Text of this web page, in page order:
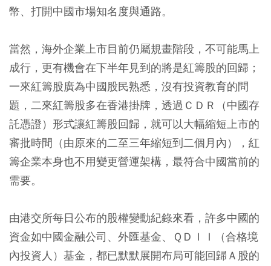
幣、打開中國市場知名度與通路。
當然，海外企業上市目前仍屬規畫階段，不可能馬上
成行，更有機會在下半年見到的將是紅籌股的回歸；
一來紅籌股廣為中國股民熟悉，沒有投資教育的問
題，二來紅籌股多在香港掛牌，透過ＣＤＲ（中國存
託憑證）形式讓紅籌股回歸，就可以大幅縮短上市的
審批時間（由原來的二至三年縮短到二個月內），紅
籌企業本身也不用變更營運架構，最符合中國當前的
需要。
由港交所每日公布的股權變動紀錄來看，許多中國的
資金如中國金融公司、外匯基金、ＱＤＩＩ（合格境
內投資人）基金，都已默默展開布局可能回歸Ａ股的